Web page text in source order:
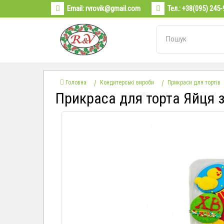
Email:rvrovik@gmail.com Тел.:+38(095)
Головна Кондитерські вироби Прикраси для тортів
Прикраса для торта Яйця